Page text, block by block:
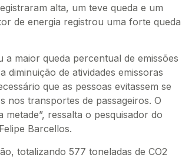
alta, um teve queda e um
de energia registrou uma forte queda
a maior queda percentual de emissões
de atividades emissoras
que as pessoas evitassem se
nos transportes de passageiros. O
ressalta o pesquisador do
Barcellos.
totalizando 577 toneladas de CO2